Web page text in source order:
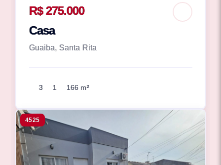
R$ 275.000
Casa
Guaiba, Santa Rita
3 1 166 m²
4525